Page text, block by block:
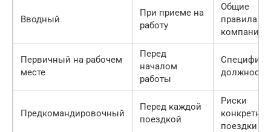
Вводный
При приеме на
работу
Общие
правила
компании
Первичный на рабочем
месте
Перед
началом
работы
Специфика
должности
Предкомандировочный
Перед каждой
поездкой
Риски
конкретной
поездки